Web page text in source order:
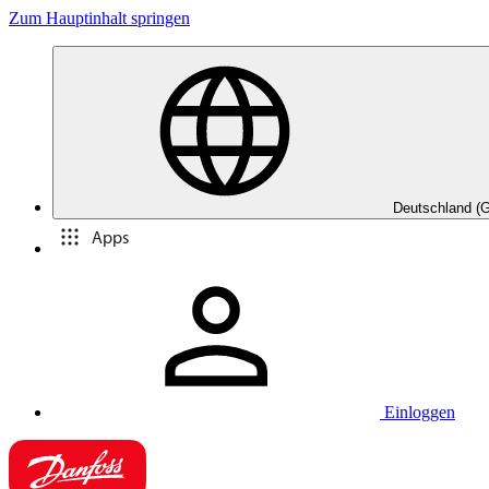
Zum Hauptinhalt springen
Deutschland
Apps
Einloggen